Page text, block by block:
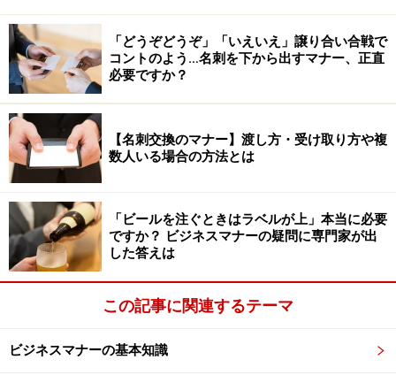
・インターネットで、お料理の内容や予算、飲み放題の
有無などを条件として検索する
何店か候補が決まったら、お店のホームぺージで店内の
雰囲気をチェックしたり、近いところなら実際に店に足
を運んでみると安心です。
【お店のチェックポイント】
・アクセスのしやすさ
・座席配置
・店員の接客態度
・店内の音楽、音量
「どうぞどうぞ」「いえいえ」譲り合い合戦で
コントのよう…名刺を下から出すマナー、正直
必要ですか？
【名刺交換のマナー】渡し方・受け取り方や複
数人いる場合の方法とは
「ビールを注ぐときはラベルが上」本当に必要
ですか？ ビジネスマナーの疑問に専門家が出
した答えは
この記事に関連するテーマ
ビジネスマナーの基本知識